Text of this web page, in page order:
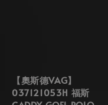
【奧斯德VAG】
037121053H 福斯